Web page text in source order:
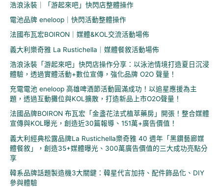
字
:
浩浪泳裝｜「游起來吧」快閃店整體操作
電池品牌 eneloop｜快閃活動整體操作
法國布瓦宏BOIRON｜媒體&KOL交流活動場佈
義大利樂奇雅 La Rustichella｜媒體餐敘活動場佈
浩浪泳裝「游起來吧」快閃店操作分享：以泳池情境打造夏日沉浸
體驗，透過實體活動+數位宣傳，強化品牌 O2O 聲量！
充電電池 eneloop 高雄啤酒節活動圓滿成功！以追星應援為主
題，透過互動攤位與KOL擴散，打造新品上市O2O聲量！
法國品牌BOIRON 布瓦宏「金盞花法式植萃藥房」開張！整合媒體
宣傳與KOL曝光，創造近30篇報導、151萬+廣告價值！
義大利經典松露品牌La Rustichella樂奇雅 40 週年「黑鑽藝廊媒
體餐敘」，創造35+媒體曝光、300萬廣告價值的三大成功亮點分
享
韓系品牌話題製造機3大關鍵：韓星代言加持、配件飾品化、DIY
參與體驗